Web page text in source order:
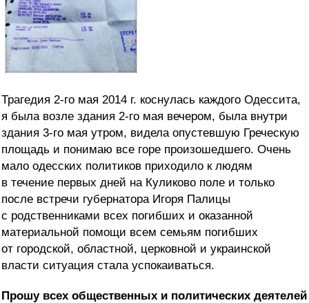
Трагедия 2-го мая 2014 г. коснулась каждого Одессита,
я была возле здания 2-го мая вечером, была внутри
здания 3-го мая утром, видела опустевшую Греческую
площадь и понимаю все горе произошедшего. Очень
мало одесских политиков приходило к людям
в течение первых дней на Куликово поле и только
после встречи губернатора Игоря Палицы
с родственниками всех погибших и оказанной
материальной помощи всем семьям погибших
от городской, областной, церковной и украинской
власти ситуация стала успокаиваться.
Прошу всех общественных и политических деятелей